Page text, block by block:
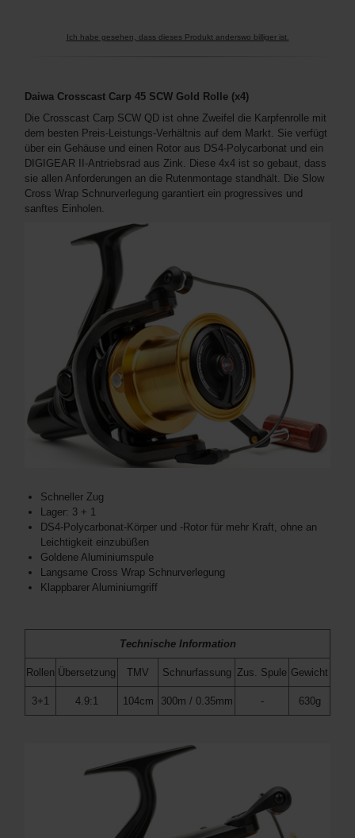
Ich habe gesehen, dass dieses Produkt anderswo billiger ist.
Daiwa Crosscast Carp 45 SCW Gold Rolle (x4)
Die Crosscast Carp SCW QD ist ohne Zweifel die Karpfenrolle mit
dem besten Preis-Leistungs-Verhältnis auf dem Markt. Sie verfügt
über ein Gehäuse und einen Rotor aus DS4-Polycarbonat und ein
DIGIGEAR II-Antriebsrad aus Zink. Diese 4x4 ist so gebaut, dass
sie allen Anforderungen an die Rutenmontage standhält. Die Slow
Cross Wrap Schnurverlegung garantiert ein progressives und
sanftes Einholen.
Schneller Zug
Lager: 3 + 1
DS4-Polycarbonat-Körper und -Rotor für mehr Kraft, ohne an
Leichtigkeit einzubüßen
Goldene Aluminiumspule
Langsame Cross Wrap Schnurverlegung
Klappbarer Aluminiumgriff
Technische Information
Rollen Übersetzung TMV Schnurfassung Zus. Spule Gewicht
3+1 4.9:1 104cm 300m / 0.35mm - 630g